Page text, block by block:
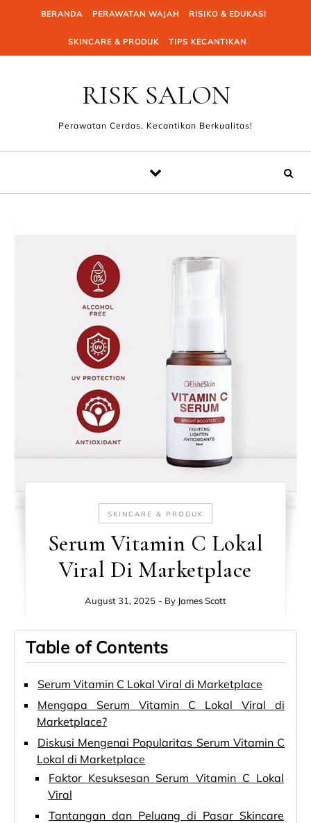
Skip to content
BERANDA PERAWATAN WAJAH RISIKO & EDUKASI
SKINCARE & PRODUK TIPS KECANTIKAN
RISK SALON
Perawatan Cerdas, Kecantikan Berkualitas!
SKINCARE & PRODUK
Serum Vitamin C Lokal
Viral Di Marketplace
August 31, 2025 - By James Scott
Table of Contents
Serum Vitamin C Lokal Viral di Marketplace
Mengapa Serum Vitamin C Lokal Viral di
Marketplace?
Diskusi Mengenai Popularitas Serum Vitamin C
Lokal di Marketplace
Faktor Kesuksesan Serum Vitamin C Lokal
Viral
Tantangan dan Peluang di Pasar Skincare